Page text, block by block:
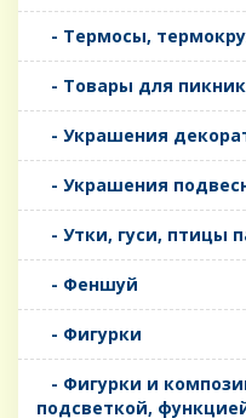
- Термосы,
- Товары для
- Украшения
- Украшения
- Утки, гуси, птицы
- Феншуй
- Фигурки
- Фигурки и
подсветкой,